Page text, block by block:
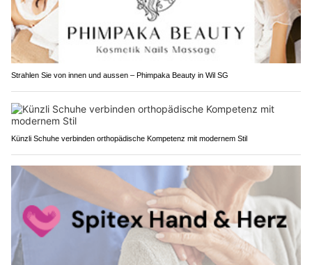
Strahlen Sie von innen und aussen – Phimpaka Beauty in Wil SG
Künzli Schuhe verbinden orthopädische Kompetenz mit modernem Stil